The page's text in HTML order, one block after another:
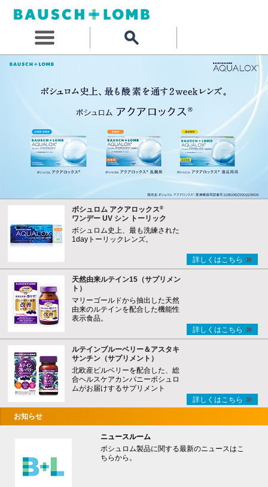
ボシュロム アクアロックス®
ワンデー UV シン トーリック
ボシュロム史上、最も洗練された
1dayトーリックレンズ。
詳しくはこちら
天然由来ルテイン15（サプリメン
ト）
マリーゴールドから抽出した天然
由来のルテインを配合した機能性
表示食品。
詳しくはこちら
ルテインブルーベリー＆アスタキ
サンチン（サプリメント）
北欧産ビルベリーを配合した、総
合ヘルスケアカンパニーボシュロ
ムがお届けするサプリメント
詳しくはこちら
お知らせ
ニュースルーム
ボシュロム製品に関する最新のニュースはこ
ちらから。